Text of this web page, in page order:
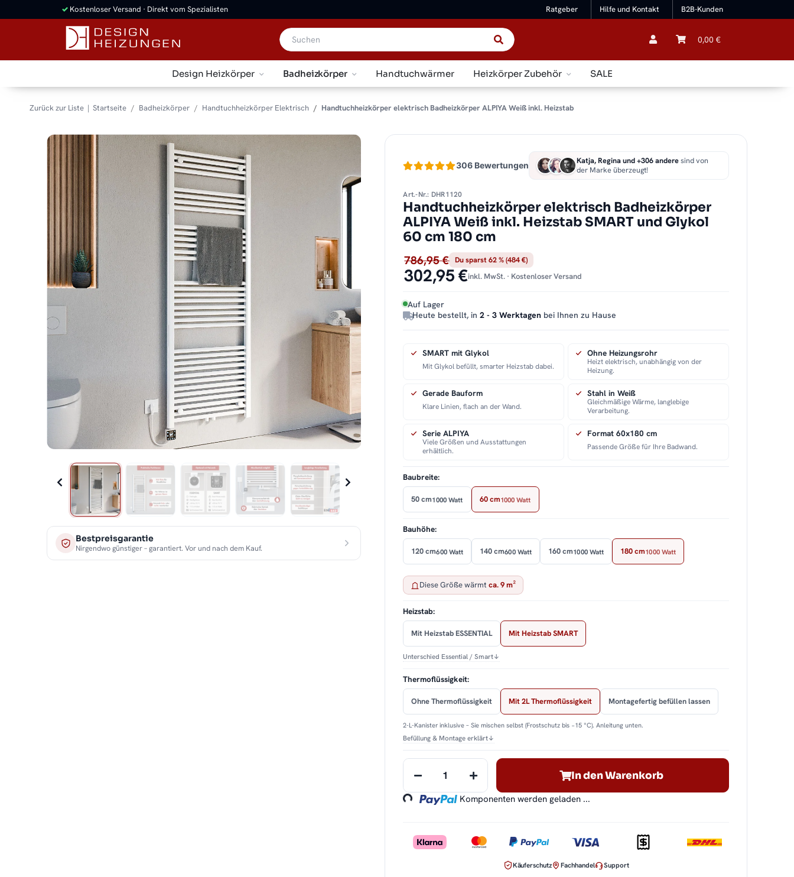
Ratgeber Hilfe und Kontakt B2B-Kunden
✓ Kostenloser Versand · Direkt vom Spezialisten
0,00 €
Design Heizkörper Badheizkörper Handtuchwärmer Heizkörper Zubehör SALE
Zurück zur Liste Startseite Badheizkörper Handtuchheizkörper Elektrisch Handtuchheizkörper elektrisch Badheizkörper ALPIYA Weiß inkl. Heizstab
Bestpreisgarantie
Nirgendwo günstiger – garantiert. Vor und nach dem Kauf.
306 Bewertungen Katja, Regina und +306 anderesind von
der Marke überzeugt!
Art.-Nr.: DHR1120
Handtuchheizkörper elektrisch Badheizkörper
ALPIYA Weiß inkl. Heizstab SMART und Glykol
60 cm 180 cm
786,95 € Du sparst 62 % (484 €)
302,95 €inkl. MwSt. · Kostenloser Versand
Auf Lager
Heute bestellt, in2 - 3 Werktagen bei Ihnen zu Hause
SMART mit Glykol
Mit Glykol befüllt, smarter Heizstab dabei.
Ohne Heizungsrohr
Heizt elektrisch, unabhängig von der
Heizung.
Gerade Bauform
Klare Linien, flach an der Wand.
Stahl in Weiß
Gleichmäßige Wärme, langlebige
Verarbeitung.
Serie ALPIYA
Viele Größen und Ausstattungen
erhältlich.
Format 60x180 cm
Passende Größe für Ihre Badwand.
Baubreite:
50 cm1000 Watt 60 cm1000 Watt
Bauhöhe:
120 cm600 Watt 140 cm600 Watt 160 cm1000 Watt 180 cm1000 Watt
Diese Größe wärmtca. 9 m²
Heizstab:
Mit Heizstab ESSENTIAL Mit Heizstab SMART
Unterschied Essential / Smart↓
Thermoflüssigkeit:
Ohne Thermoflüssigkeit Mit 2L Thermoflüssigkeit Montagefertig befüllen lassen
2-L-Kanister inklusive – Sie mischen selbst (Frostschutz bis −15 °C). Anleitung unten.
Befüllung & Montage erklärt↓
In den Warenkorb
Loading... Komponenten werden geladen ...
Käuferschutz Fachhandel Support